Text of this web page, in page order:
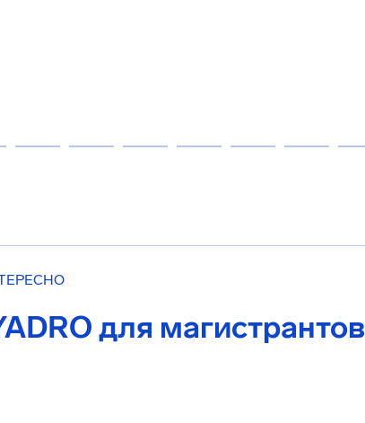
для магистрантов